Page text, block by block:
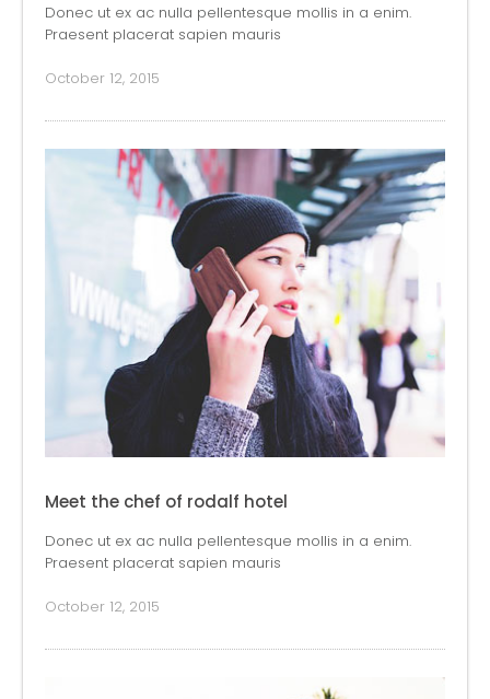
Donec ut ex ac nulla pellentesque mollis in a enim.
Praesent placerat sapien mauris
October 12, 2015
Meet the chef of rodalf hotel
Donec ut ex ac nulla pellentesque mollis in a enim.
Praesent placerat sapien mauris
October 12, 2015